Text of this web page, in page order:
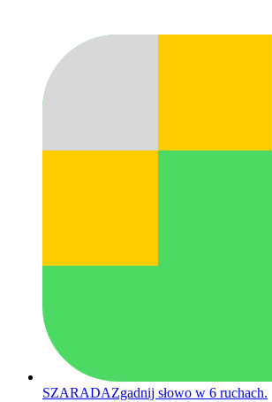
SZARADAZgadnij słowo w 6 ruchach.